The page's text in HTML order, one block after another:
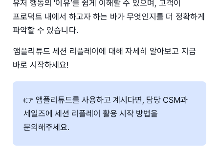
유저 행동의 '이유’를 쉽게 이해할 수 있으며, 고객이
프로덕트 내에서 하고자 하는 바가 무엇인지를 더 정확하게
파악할 수 있습니다.
앰플리튜드 세션 리플레이에 대해 자세히 알아보고 지금
바로 시작하세요!
👉 앰플리튜드를 사용하고 계시다면, 담당 CSM과
세일즈에 세션 리플레이 활용 시작 방법을
문의해주세요.